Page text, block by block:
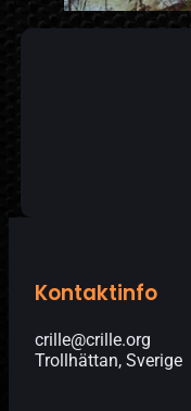
Kontaktinfo
crille@crille.org
Trollhättan, Sverige